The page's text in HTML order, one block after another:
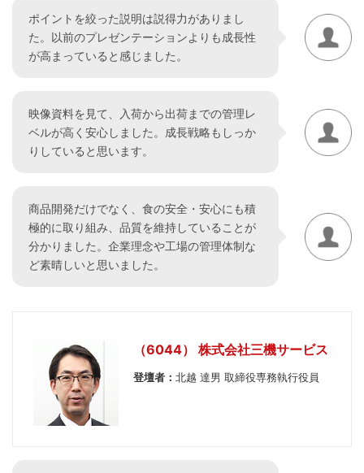
ポイントを絞った説明は説得力がありまし
た。以前のプレゼンテーションよりも成長性
が高まっていると感じました。
映像資料を見て、入荷から出荷までの管理レ
ベルが高く安心しました。成長戦略もしっか
りしていると思います。
商品開発だけでなく、食の安全・安心にも積
極的に取り組み、品質を維持していることが
分かりました。企業理念や工場の管理体制な
ど素晴しいと思いました。
（6044） 株式会社三機サービス
登壇者： 北越 達男 取締役専務執行役員